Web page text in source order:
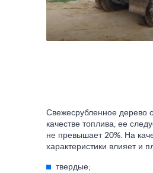
Свежесрубленное дерево
качестве топлива, ее
не превышает 20%. На
характеристики влияет и
твердые;